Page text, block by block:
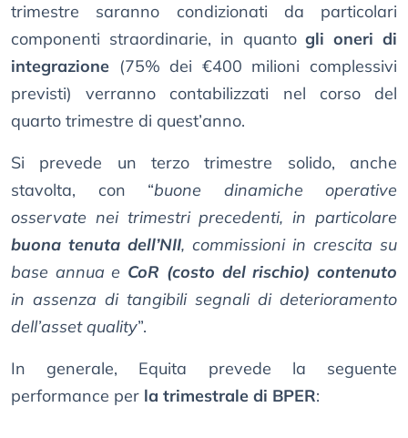
trimestre saranno condizionati da particolari
componenti straordinarie, in quantogli oneri di
integrazione (75% dei €400 milioni complessivi
previsti) verranno contabilizzati nel corso del
quarto trimestre di quest’anno.
Si prevede un terzo trimestre solido, anche
stavolta, con “buone dinamiche operative
osservate nei trimestri precedenti, in particolare
buona tenuta dell’NII, commissioni in crescita su
base annua e CoR (costo del rischio) contenuto
in assenza di tangibili segnali di deterioramento
dell’asset quality”.
In generale, Equita prevede la seguente
performance per la trimestrale di BPER: